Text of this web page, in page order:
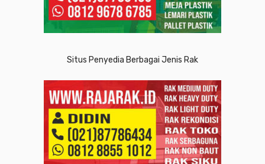
Situs Penyedia Berbagai Jenis Rak